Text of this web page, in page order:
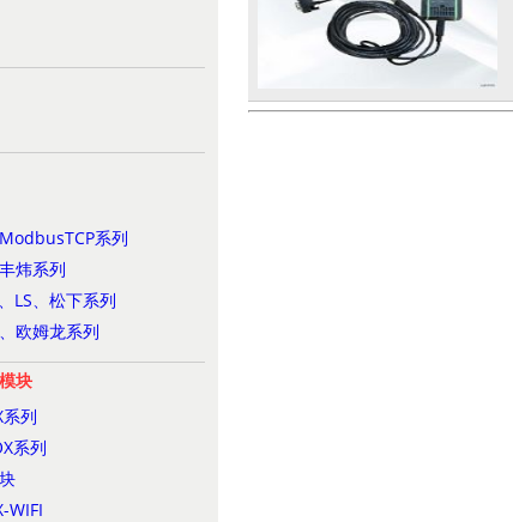
系列
炜系列
LS、松下系列
欧姆龙系列
块
列
系列
WIFI